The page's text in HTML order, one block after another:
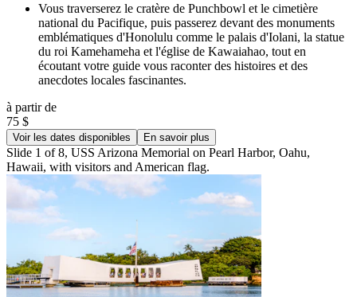
Vous traverserez le cratère de Punchbowl et le cimetière
national du Pacifique, puis passerez devant des monuments
emblématiques d'Honolulu comme le palais d'Iolani, la statue
du roi Kamehameha et l'église de Kawaiahao, tout en
écoutant votre guide vous raconter des histoires et des
anecdotes locales fascinantes.
à partir de
75 $
Voir les dates disponibles En savoir plus
Slide 1 of 8, USS Arizona Memorial on Pearl Harbor, Oahu,
Hawaii, with visitors and American flag.